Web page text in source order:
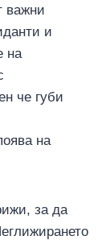
важни
и
на
че губи
на
за да